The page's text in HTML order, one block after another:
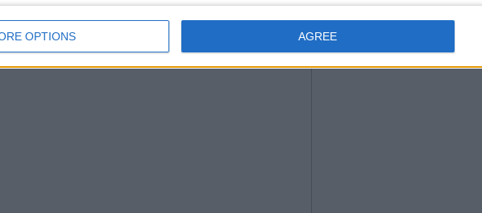
OPTIONS AGREE
--- Pubblicità ---